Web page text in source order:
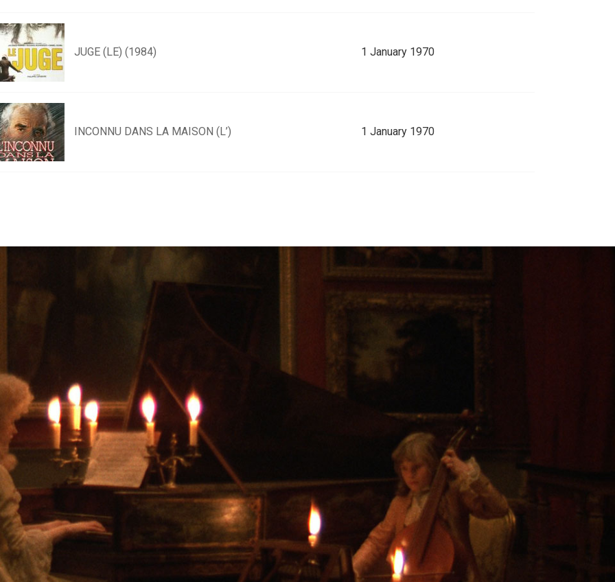
JUGE (LE) (1984) 1 January 1970
INCONNU DANS LA MAISON (L’) 1 January 1970